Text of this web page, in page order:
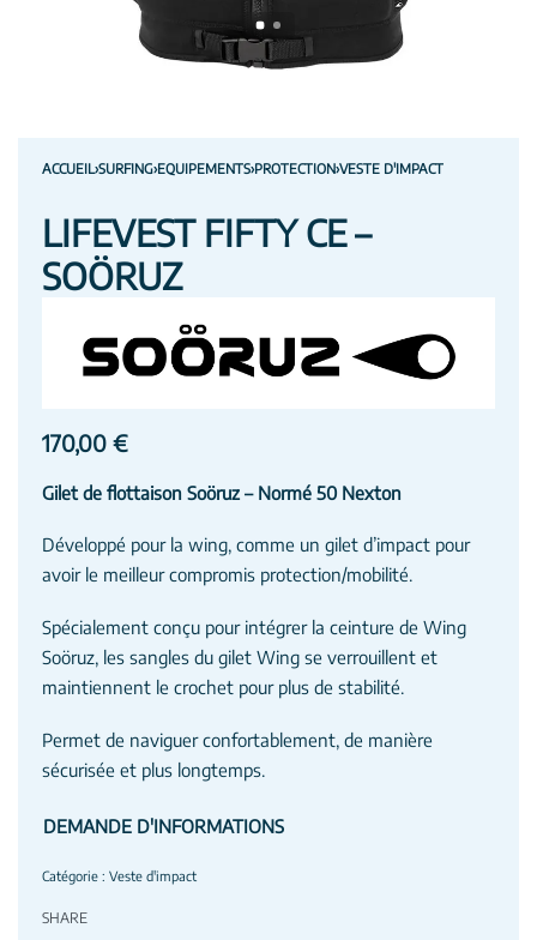
ACCUEIL›SURFING›EQUIPEMENTS›PROTECTION›VESTE D'IMPACT
LIFEVEST FIFTY CE –
SOÖRUZ
170,00 €
Gilet de flottaison Soöruz – Normé 50 Nexton
Développé pour la wing, comme un gilet d’impact pour
avoir le meilleur compromis protection/mobilité.
Spécialement conçu pour intégrer la ceinture de Wing
Soöruz, les sangles du gilet Wing se verrouillent et
maintiennent le crochet pour plus de stabilité.
Permet de naviguer confortablement, de manière
sécurisée et plus longtemps.
DEMANDE D'INFORMATIONS
Catégorie : Veste d'impact
SHARE